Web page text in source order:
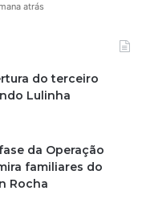
atrás
do terceiro
Lulinha
da Operação
familiares do
Rocha